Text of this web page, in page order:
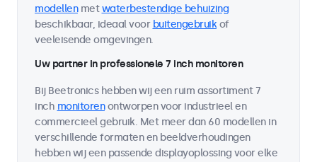
modellenmetwaterbestendige behuizing
beschikbaar, ideaal voor buitengebruikof
veeleisende omgevingen.
Uw partner in professionele 7 inch monitoren
Bij Beetronics hebben wij een ruim assortiment 7
inch monitorenontworpen voor industrieel en
commercieel gebruik. Met meer dan 60 modellen in
verschillende formaten en beeldverhoudingen
hebben wij een passende displayoplossing voor elke